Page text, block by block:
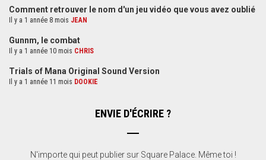
Comment retrouver le nom d'un jeu vidéo que vous avez oublié
Il y a 1 année 8 mois JEAN
Gunnm, le combat
Il y a 1 année 10 mois CHRIS
Trials of Mana Original Sound Version
Il y a 1 année 11 mois DOOKIE
ENVIE D'ÉCRIRE ?
N'importe qui peut publier sur Square Palace. Même toi !